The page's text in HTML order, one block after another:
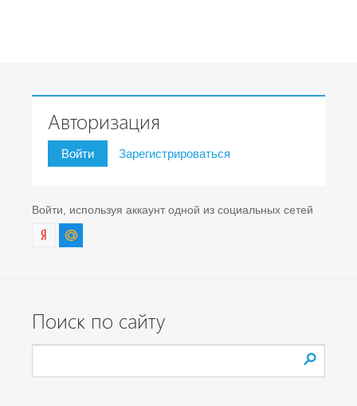
Авторизация
Войти Зарегистрироваться
Войти, используя аккаунт одной из социальных сетей
Поиск по сайту